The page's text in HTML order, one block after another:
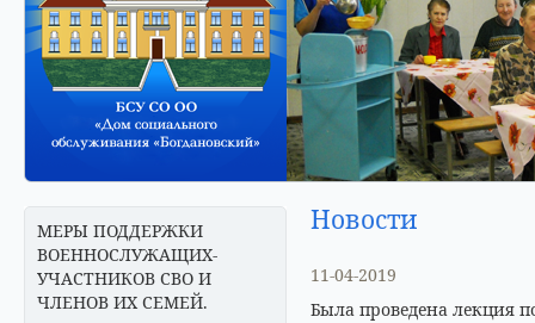
МЕРЫ ПОДДЕРЖКИ
ВОЕННОСЛУЖАЩИХ-
УЧАСТНИКОВ СВО И
ЧЛЕНОВ ИХ СЕМЕЙ.
Новости
11-04-2019
Была проведена лекция